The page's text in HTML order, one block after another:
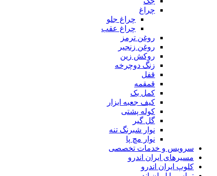
چراغ
چراغ جلو
چراغ عقب
روغن ترمز
روغن زنجیر
روکش زین
زنگ دوچرخه
قفل
قمقمه
کمل بک
کیف جعبه ابزار
کوله پشتی
گل گیر
نوار شبرنگ تنه
نوار مچ پا
سرویس و خدمات تخصصی
مسیرهای ایران اندرو
کلوپ ایران اندرو